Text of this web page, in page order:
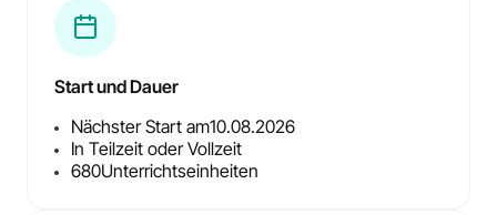
Start und Dauer
Nächster Start am10.08.2026
In Teilzeit oder Vollzeit
680Unterrichtseinheiten